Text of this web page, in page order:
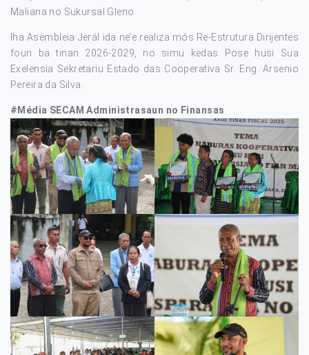
Maliana no Sukursal Gleno.
Iha Asembleia Jerál ida ne’e realiza mós Re-Estrutura Dirijentes
foun ba tinan 2026-2029, no simu kedas Pose husi Sua
Exelensia Sekretariu Estado das Cooperativa Sr. Eng. Arsenio
Pereira da Silva.
#Média SECAM Administrasaun no Finansas